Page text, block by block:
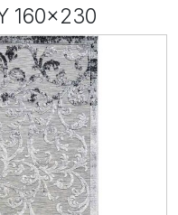
160x230